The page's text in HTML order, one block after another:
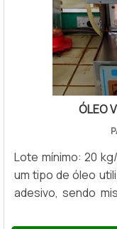
ÓLEO
Lote mínimo: 20
um tipo de óleo
adesivo, sendo